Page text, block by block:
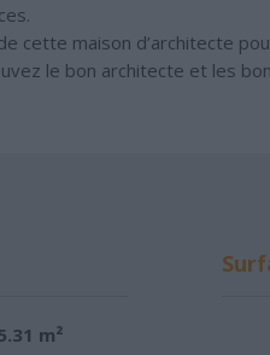
cette maison d’architecte
le bon architecte et les
m²